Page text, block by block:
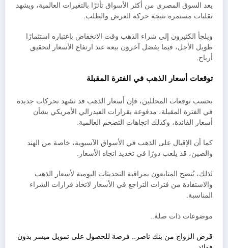
يعد السوق المصري من أكثر الأسواق تأثرًا بالتغيرات العالمية، ويشهد
تقلبات مستمرة نتيجة حركة العرض والطلب.
ويلجأ الكثيرون إلى شراء الذهب وقت الانخفاض باعتباره استثمارًا
طويل الأجل، فيما يفضل آخرون بيعه عند ارتفاع الأسعار لتحقيق
أرباح.
توقعات أسعار الذهب في الفترة المقبلة
بحسب توقعات المحللين، فإن أسعار الذهب قد تشهد تحركات جديدة
في الفترة المقبلة، مدفوعة بقرارات الفيدرالي الأمريكي بشأن
أسعار الفائدة، وكذلك اتجاهات التضخم العالمية.
كما أن الإقبال على الذهب في الأسواق الآسيوية، خاصة من الهند
والصين، قد يلعب دورًا في تحديد اتجاه الأسعار.
لذلك، يُنصح المتابعون بمراقبة التحديثات اليومية لأسعار الذهب
والاستفادة من فترات التراجع في الأسعار لاتخاذ قرارات الشراء
المناسبة.
موضوعات ذات صلة..
قرض الزواج من بنك ناصر.. فرصة للحصول على تمويل ميسر بدون